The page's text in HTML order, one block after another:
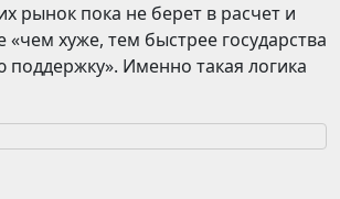
рынок пока не берет в расчет и
«чем хуже, тем быстрее государства
поддержку». Именно такая логика